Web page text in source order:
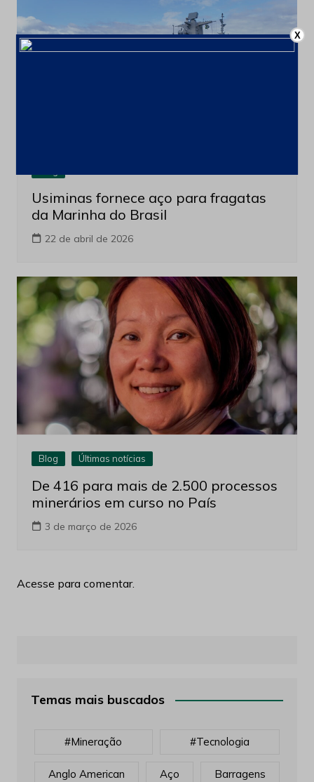
Usiminas fornece aço para fragatas
da Marinha do Brasil
22 de abril de 2026
Blog Últimas notícias
De 416 para mais de 2.500 processos
minerários em curso no País
3 de março de 2026
Acesse para comentar.
Temas mais buscados
#mineração #tecnologia
Anglo American Aço Barragens
X